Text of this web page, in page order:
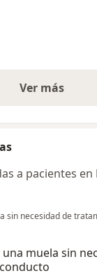
Ver más
a pacientes
sin necesidad de
muela sin